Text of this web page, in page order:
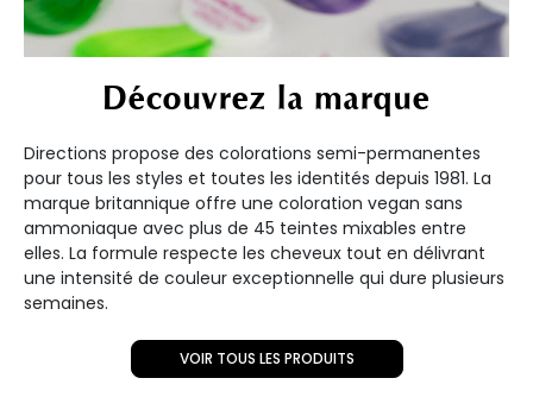
Découvrez la marque
Directions propose des colorations semi-permanentes
pour tous les styles et toutes les identités depuis 1981. La
marque britannique offre une coloration vegan sans
ammoniaque avec plus de 45 teintes mixables entre
elles. La formule respecte les cheveux tout en délivrant
une intensité de couleur exceptionnelle qui dure plusieurs
semaines.
VOIR TOUS LES PRODUITS